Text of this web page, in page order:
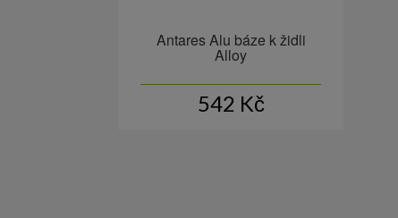
Antares Alu báze k židli
Alloy
542 Kč